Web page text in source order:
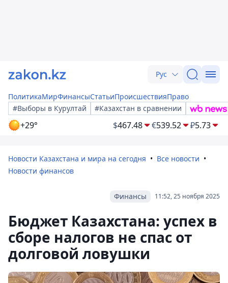
Рус
ПолитикаМирФинансыСтатьиПроисшествияПраво
#Выборы в Курултай
#Казахстан в сравнении
+29° $467.48 €539.52 ₽5.73
Новости Казахстана и мира на сегодня
Все новости
Новости финансов
11:52, 25 ноября 2025
Финансы
Бюджет Казахстана: успех в
сборе налогов не спас от
долговой ловушки